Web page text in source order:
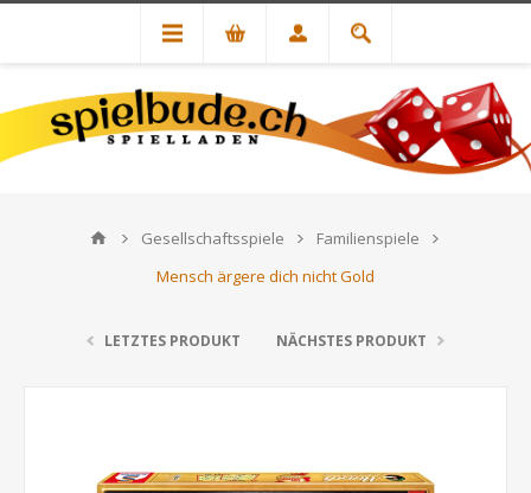
Gesellschaftsspiele
Familienspiele
Mensch ärgere dich nicht Gold
LETZTES PRODUKT NÄCHSTES PRODUKT